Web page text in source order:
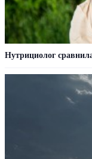
Нутрициолог